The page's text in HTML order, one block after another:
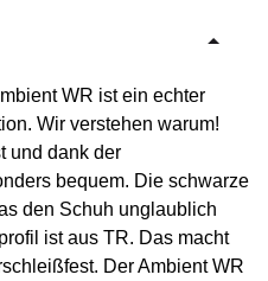
WR ist ein echter
Wir verstehen warum!
und dank der
bequem. Die schwarze
den Schuh unglaublich
ist aus TR. Das macht
Der Ambient WR